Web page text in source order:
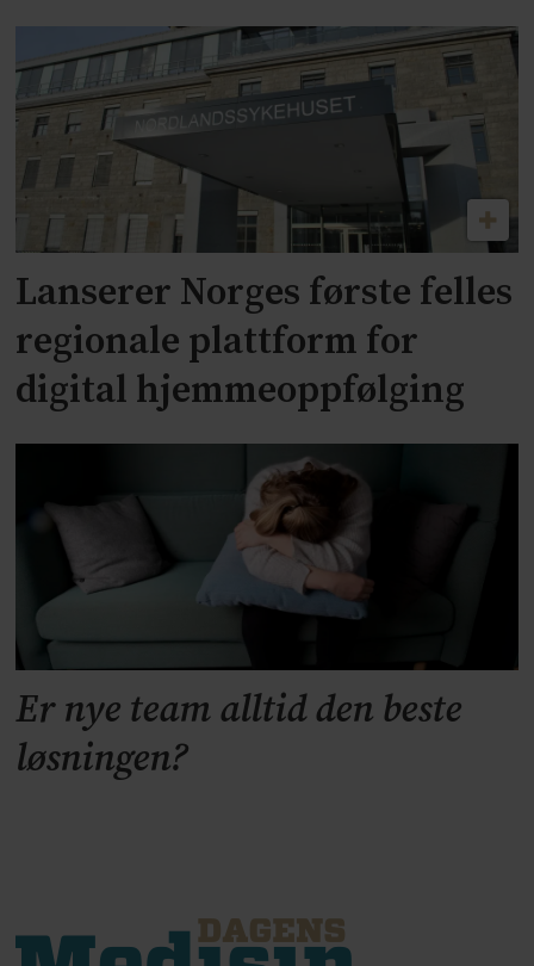
Lanserer Norges første felles
regionale plattform for
digital hjemmeoppfølging
Er nye team alltid den beste
løsningen?